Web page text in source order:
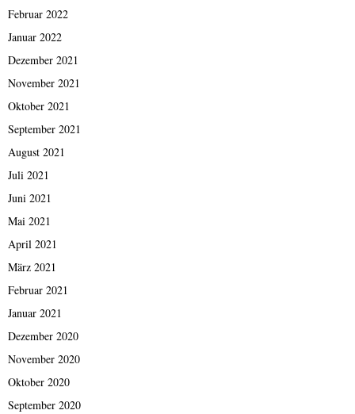
Februar 2022
Januar 2022
Dezember 2021
November 2021
Oktober 2021
September 2021
August 2021
Juli 2021
Juni 2021
Mai 2021
April 2021
März 2021
Februar 2021
Januar 2021
Dezember 2020
November 2020
Oktober 2020
September 2020